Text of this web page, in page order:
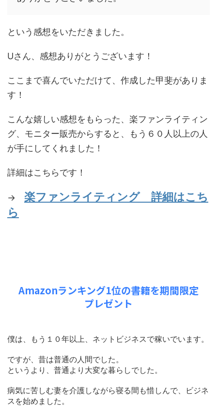
という感想をいただきました。
Uさん、感想ありがとうございます！
ここまで喜んでいただけて、作成した甲斐がありま
す！
こんな嬉しい感想をもらった、楽ファンライティン
グ、モニター販売からすると、もう６０人以上の人
が手にしてくれました！
詳細はこちらです！
→ 楽ファンライティング 詳細はこち
ら
Amazonランキング1位の書籍を期間限定
プレゼント
僕は、もう１０年以上、ネットビジネスで稼いでいます。
ですが、昔は普通の人間でした。
というより、普通より大変な暮らしでした。
病気に苦しむ妻を介護しながら寝る間も惜しんで、ビジネ
スを始めました。